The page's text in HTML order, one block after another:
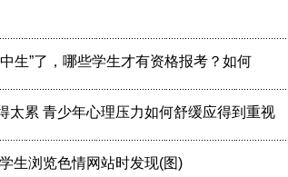
生”了，哪些学生才有资格报考？如何
太累 青少年心理压力如何舒缓应得到重视
生浏览色情网站时发现(图)